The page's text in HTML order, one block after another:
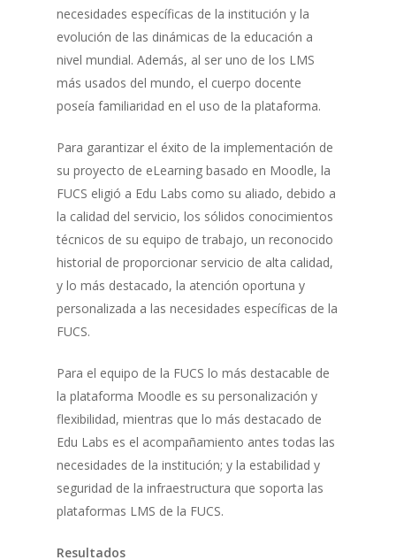
necesidades específicas de la institución y la
evolución de las dinámicas de la educación a
nivel mundial. Además, al ser uno de los LMS
más usados del mundo, el cuerpo docente
poseía familiaridad en el uso de la plataforma.
Para garantizar el éxito de la implementación de
su proyecto de eLearning basado en Moodle, la
FUCS eligió a Edu Labs como su aliado, debido a
la calidad del servicio, los sólidos conocimientos
técnicos de su equipo de trabajo, un reconocido
historial de proporcionar servicio de alta calidad,
y lo más destacado, la atención oportuna y
personalizada a las necesidades específicas de la
FUCS.
Para el equipo de la FUCS lo más destacable de
la plataforma Moodle es su personalización y
flexibilidad, mientras que lo más destacado de
Edu Labs es el acompañamiento antes todas las
necesidades de la institución; y la estabilidad y
seguridad de la infraestructura que soporta las
plataformas LMS de la FUCS.
Resultados